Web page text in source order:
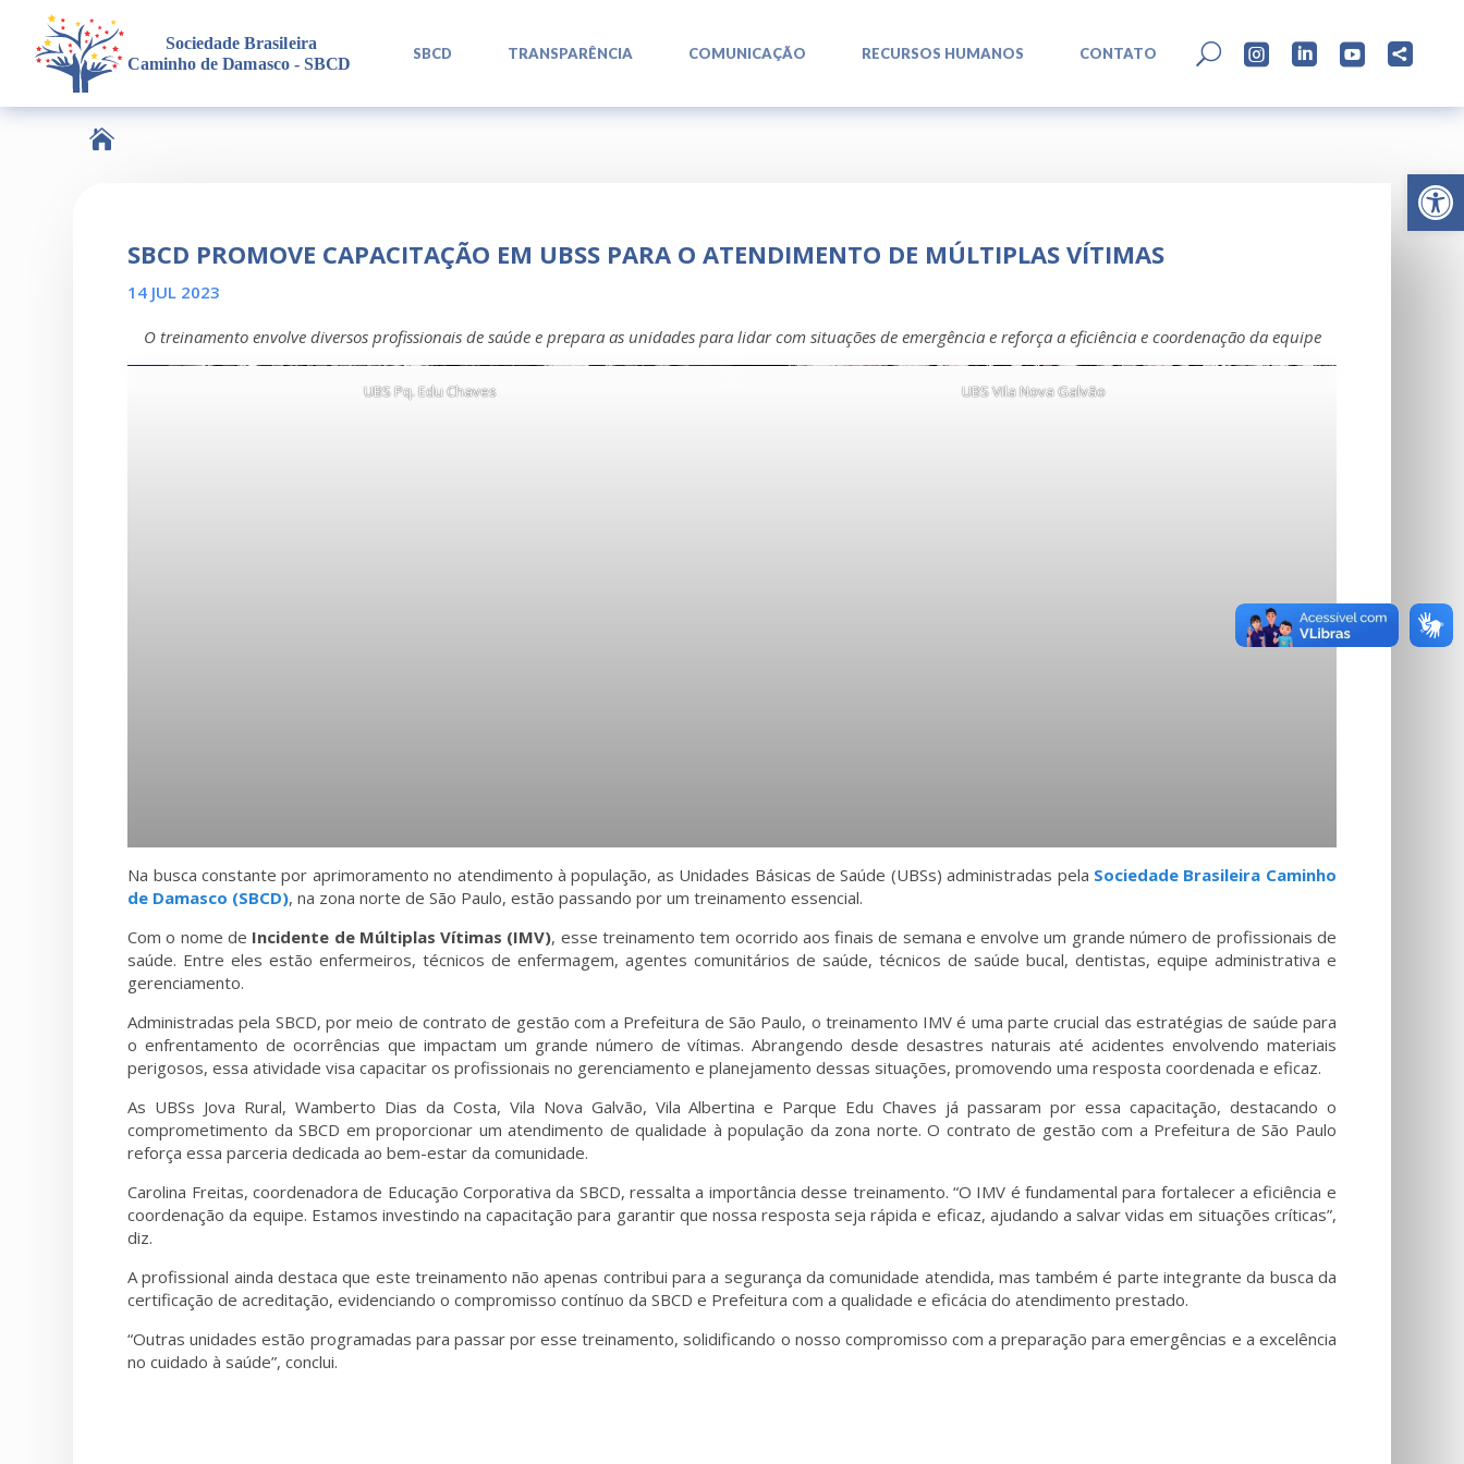
Abrir
SBCD TRANSPARÊNCIA COMUNICAÇÃO RECURSOS HUMANOS CONTATO U    

SBCD PROMOVE CAPACITAÇÃO EM UBSS PARA O ATENDIMENTO DE MÚLTIPLAS VÍTIMAS
14 JUL 2023
O treinamento envolve diversos profissionais de saúde e prepara as unidades para lidar com situações de emergência e reforça a eficiência e coordenação da equipe
UBS Pq. Edu Chaves UBS Vila Nova Galvão
Na busca constante por aprimoramento no atendimento à população, as Unidades Básicas de Saúde (UBSs) administradas pela Sociedade Brasileira Caminho
de Damasco (SBCD), na zona norte de São Paulo, estão passando por um treinamento essencial.
Com o nome de Incidente de Múltiplas Vítimas (IMV), esse treinamento tem ocorrido aos finais de semana e envolve um grande número de profissionais de
saúde. Entre eles estão enfermeiros, técnicos de enfermagem, agentes comunitários de saúde, técnicos de saúde bucal, dentistas, equipe administrativa e
gerenciamento.
Administradas pela SBCD, por meio de contrato de gestão com a Prefeitura de São Paulo, o treinamento IMV é uma parte crucial das estratégias de saúde para
o enfrentamento de ocorrências que impactam um grande número de vítimas. Abrangendo desde desastres naturais até acidentes envolvendo materiais
perigosos, essa atividade visa capacitar os profissionais no gerenciamento e planejamento dessas situações, promovendo uma resposta coordenada e eficaz.
As UBSs Jova Rural, Wamberto Dias da Costa, Vila Nova Galvão, Vila Albertina e Parque Edu Chaves já passaram por essa capacitação, destacando o
comprometimento da SBCD em proporcionar um atendimento de qualidade à população da zona norte. O contrato de gestão com a Prefeitura de São Paulo
reforça essa parceria dedicada ao bem-estar da comunidade.
Carolina Freitas, coordenadora de Educação Corporativa da SBCD, ressalta a importância desse treinamento. “O IMV é fundamental para fortalecer a eficiência e
coordenação da equipe. Estamos investindo na capacitação para garantir que nossa resposta seja rápida e eficaz, ajudando a salvar vidas em situações críticas”,
diz.
A profissional ainda destaca que este treinamento não apenas contribui para a segurança da comunidade atendida, mas também é parte integrante da busca da
certificação de acreditação, evidenciando o compromisso contínuo da SBCD e Prefeitura com a qualidade e eficácia do atendimento prestado.
“Outras unidades estão programadas para passar por esse treinamento, solidificando o nosso compromisso com a preparação para emergências e a excelência
no cuidado à saúde”, conclui.